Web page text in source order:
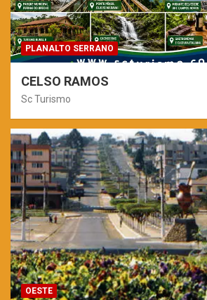
PLANALTO SERRANO
CELSO RAMOS
Sc Turismo
OESTE